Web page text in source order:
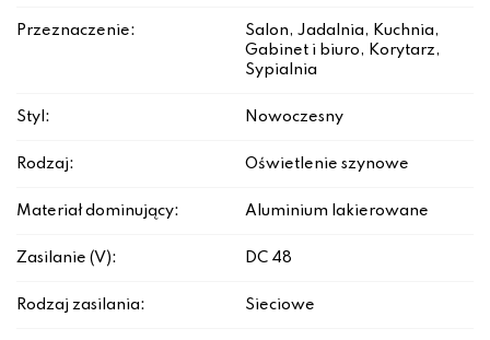
Przeznaczenie:
Salon, Jadalnia, Kuchnia,
Gabinet i biuro, Korytarz,
Sypialnia
Styl: Nowoczesny
Rodzaj: Oświetlenie szynowe
Materiał dominujący: Aluminium lakierowane
Zasilanie (V): DC 48
Rodzaj zasilania: Sieciowe